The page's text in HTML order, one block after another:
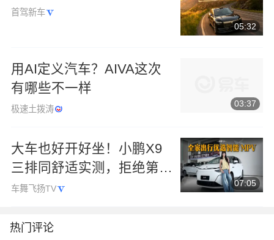
首驾新车
05:32
用AI定义汽车？AIVA这次
有哪些不一样
极速土拨涛
03:37
大车也好开好坐！小鹏X9
三排同舒适实测，拒绝第三
排小板凳
车舞飞扬TV
07:05
热门评论